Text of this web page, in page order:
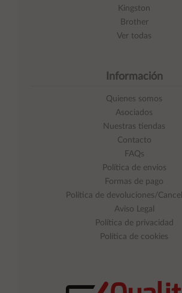
Kingston
Brother
Ver todas
Información
Quienes somos
Asociados
Nuestras tiendas
Contacto
FAQs
Política de envíos
Formas de pago
Política de devoluciones/
Aviso Legal
Política de privacidad
Política de cookies